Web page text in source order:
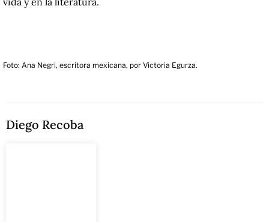
Foto: Ana Negri, escritora mexicana, por Victoria Egurza.
Diego Recoba